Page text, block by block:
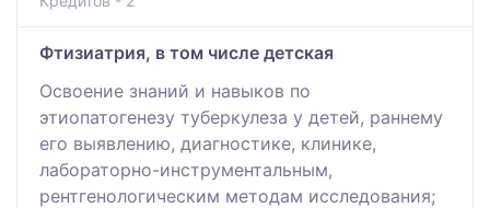
Фтизиатрия, в том числе детская
Освоение знаний и навыков по
этиопатогенезу туберкулеза у детей, раннему
его выявлению, диагностике, клинике,
лабораторно-инструментальным,
рентгенологическим методам исследования;